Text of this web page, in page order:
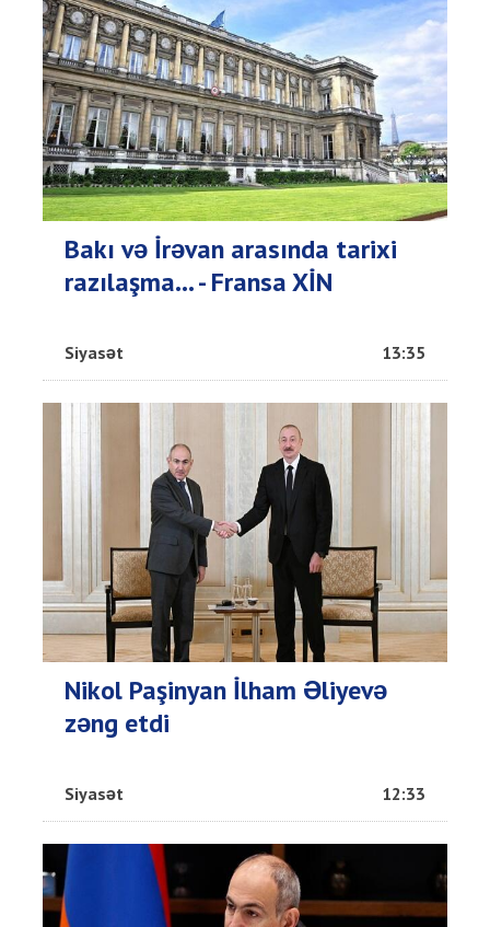
Bakı və İrəvan arasında tarixi
razılaşma... - Fransa XİN
Siyasət 13:35
Nikol Paşinyan İlham Əliyevə
zəng etdi
Siyasət 12:33